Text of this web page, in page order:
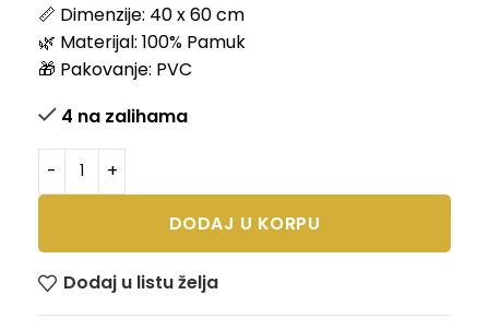
📏 Dimenzije: 40 x 60 cm
🌿 Materijal: 100% Pamuk
🎁 Pakovanje: PVC
4 na zalihama
DODAJ U KORPU
Dodaj u listu želja